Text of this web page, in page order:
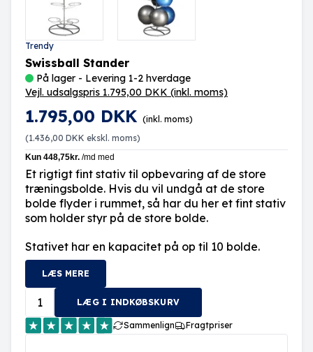
Trendy
Swissball Stander
På lager - Levering 1-2 hverdage
Vejl. udsalgspris 1.795,00 DKK (inkl. moms)
1.795,00 DKK (inkl. moms)
(1.436,00 DKK ekskl. moms)
Et rigtigt fint stativ til opbevaring af de store
træningsbolde. Hvis du vil undgå at de store
bolde flyder i rummet, så har du her et fint stativ
som holder styr på de store bolde.
Stativet har en kapacitet på op til 10 bolde.
LÆS MERE
LÆG I INDKØBSKURV
Sammenlign Fragtpriser